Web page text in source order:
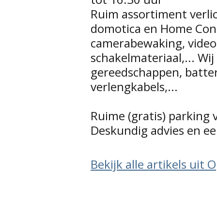
Ruim assortiment
domotica en Home
camerabewaking,
schakelmateriaal,...
gereedschappen,
verlengkabels,...
Ruime (gratis) parking
Deskundig advies en
Bekijk alle artikels uit